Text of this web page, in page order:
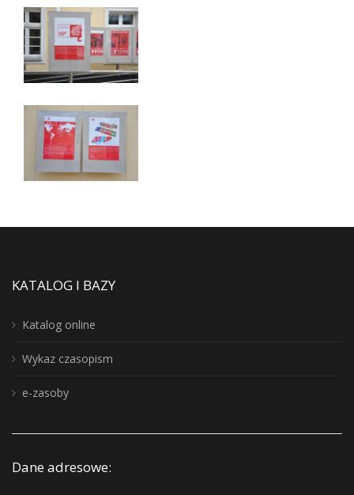
KATALOG I BAZY
Katalog online
Wykaz czasopism
e-zasoby
Dane adresowe: